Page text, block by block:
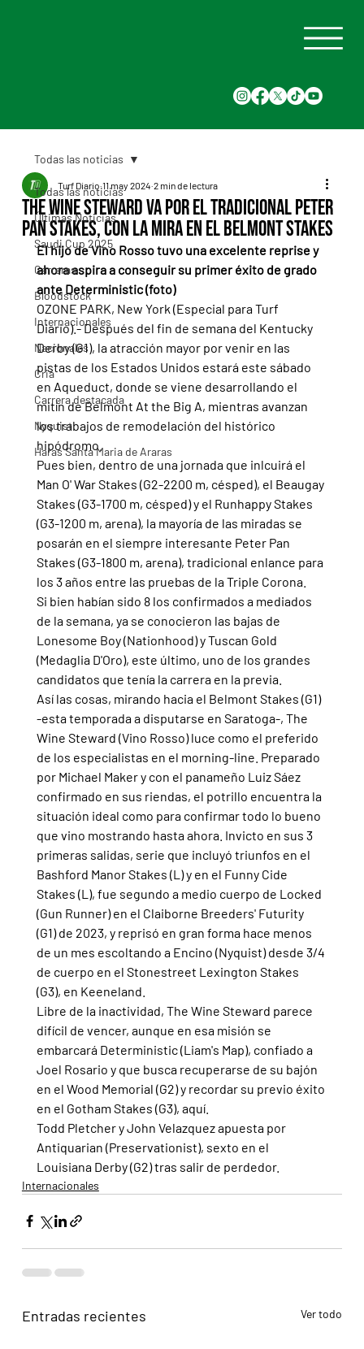
Todas las noticias
Últimas Noticias
Saudi Cup 2025
Carreras
Bloodstock
Internacionales
Nacionales
Cria
Carrera destacada
Nyquist
Haras Santa Maria de Araras
Todas las noticias
The Wine Steward va por el tradicional Peter
Pan Stakes, con la mira en el Belmont Stakes
Turf Diario 11 may 2024 2 min de lectura
El hijo de Vino Rosso tuvo una excelente reprise y
ahora aspira a conseguir su primer éxito de grado
ante Deterministic (foto)
OZONE PARK, New York (Especial para Turf
Diario).- Después del fin de semana del Kentucky
Derby (G1), la atracción mayor por venir en las
pistas de los Estados Unidos estará este sábado
en Aqueduct, donde se viene desarrollando el
mitín de Belmont At the Big A, mientras avanzan
los trabajos de remodelación del histórico
hipódromo.
Pues bien, dentro de una jornada que inlcuirá el
Man O' War Stakes (G2-2200 m, césped), el Beaugay
Stakes (G3-1700 m, césped) y el Runhappy Stakes
(G3-1200 m, arena), la mayoría de las miradas se
posarán en el siempre interesante Peter Pan
Stakes (G3-1800 m, arena), tradicional enlance para
los 3 años entre las pruebas de la Triple Corona.
Si bien habían sido 8 los confirmados a mediados
de la semana, ya se conocieron las bajas de
Lonesome Boy (Nationhood) y Tuscan Gold
(Medaglia D'Oro), este último, uno de los grandes
candidatos que tenía la carrera en la previa.
Así las cosas, mirando hacia el Belmont Stakes (G1)
-esta temporada a disputarse en Saratoga-, The
Wine Steward (Vino Rosso) luce como el preferido
de los especialistas en el morning-line. Preparado
por Michael Maker y con el panameño Luiz Sáez
confirmado en sus riendas, el potrillo encuentra la
situación ideal como para confirmar todo lo bueno
que vino mostrando hasta ahora. Invicto en sus 3
primeras salidas, serie que incluyó triunfos en el
Bashford Manor Stakes (L) y en el Funny Cide
Stakes (L), fue segundo a medio cuerpo de Locked
(Gun Runner) en el Claiborne Breeders' Futurity
(G1) de 2023, y reprisó en gran forma hace menos
de un mes escoltando a Encino (Nyquist) desde 3/4
de cuerpo en el Stonestreet Lexington Stakes
(G3), en Keeneland.
Libre de la inactividad, The Wine Steward parece
difícil de vencer, aunque en esa misión se
embarcará Deterministic (Liam's Map), confiado a
Joel Rosario y que busca recuperarse de su bajón
en el Wood Memorial (G2) y recordar su previo éxito
en el Gotham Stakes (G3), aquí.
Todd Pletcher y John Velazquez apuesta por
Antiquarian (Preservationist), sexto en el
Louisiana Derby (G2) tras salir de perdedor.
Internacionales
Entradas recientes Ver todo